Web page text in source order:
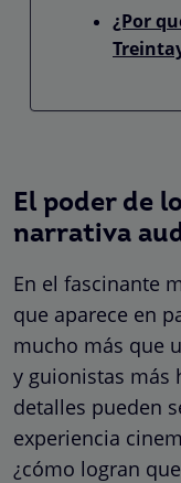
¿Por
El poder de
narrativa
En el fascinante
que aparece en
mucho más que
y guionistas más
detalles pueden
experiencia
¿cómo logran